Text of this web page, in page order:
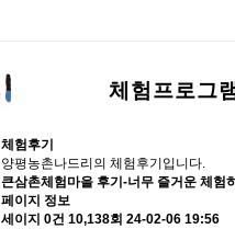
체험프로그램
체험후기
양평농촌나드리의 체험후기입니다.
큰삼촌체험마을 후기-너무 즐거운 체험
페이지 정보
세이지 0건 10,138회 24-02-06 19:56